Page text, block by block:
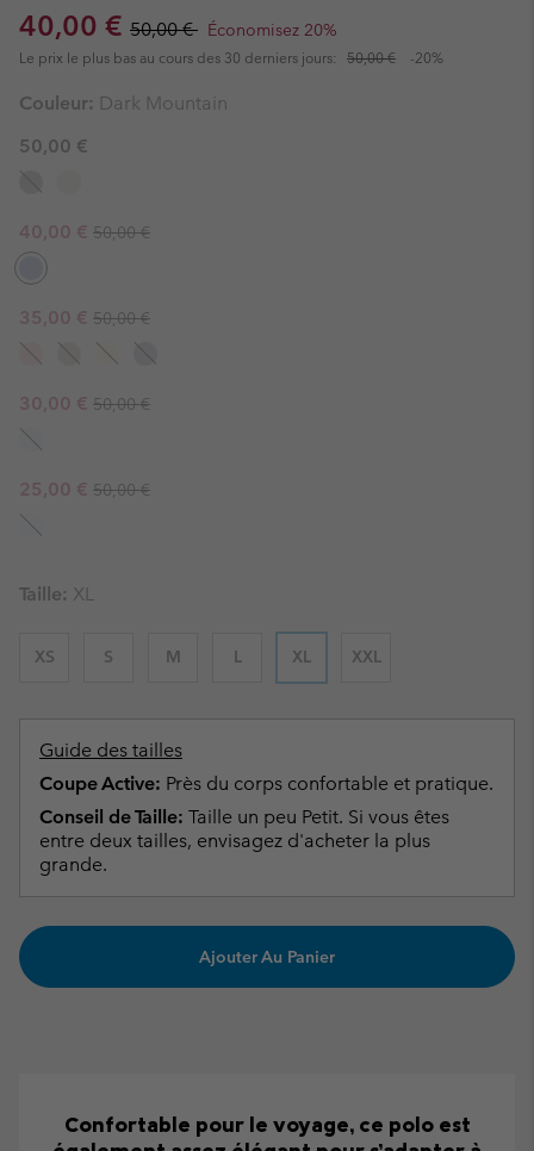
Sale price:
40,00 € Regular price:
50,00 € Économisez 20%
Le prix le plus bas au cours des 30 derniers jours: 50,00 € -20%
Couleur: Dark Mountain
50,00 €
Sale price:
40,00 € Regular price:
50,00 €
Sale price:
35,00 € Regular price:
50,00 €
Sale price:
30,00 € Regular price:
50,00 €
Sale price:
25,00 € Regular price:
50,00 €
Taille: XL
XS S M L XL XXL
Guide des tailles
Coupe Active: Près du corps confortable et pratique.
Conseil de Taille: Taille un peu Petit. Si vous êtes
entre deux tailles, envisagez d'acheter la plus
grande.
Ajouter Au Panier
Confortable pour le voyage, ce polo est